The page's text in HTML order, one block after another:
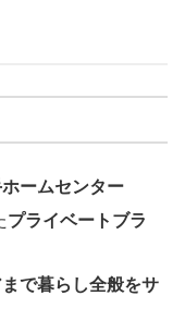
ームセンター
プライベートブラ
で暮らし全般をサ